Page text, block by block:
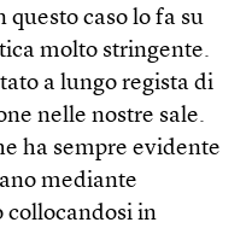
caso lo fa su
molto stringente.
a lungo regista di
nelle nostre sale.
ha sempre evidente
mediante
collocandosi in